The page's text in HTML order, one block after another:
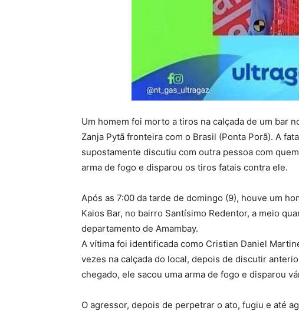
Um homem foi morto a tiros na calçada de um bar
Zanja Pytã fronteira com o Brasil (Ponta Porã). A
supostamente discutiu com outra pessoa com
arma de fogo e disparou os tiros fatais contra ele.
Após as 7:00 da tarde de domingo (9), houve um
Kaios Bar, no bairro Santísimo Redentor, a meio
departamento de Amambay.
A vítima foi identificada como Cristian Daniel
vezes na calçada do local, depois de discutir
chegado, ele sacou uma arma de fogo e disparou
O agressor, depois de perpetrar o ato, fugiu e até